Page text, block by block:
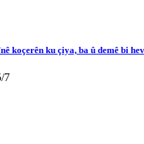
koçerên ku çiya, ba û demê bi
7